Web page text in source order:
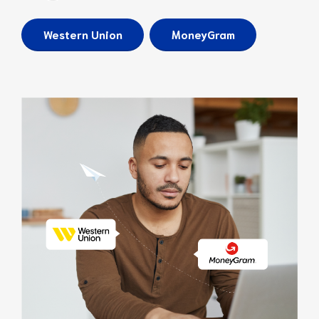
0
Western Union MoneyGram